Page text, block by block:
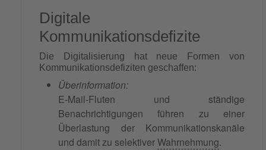
Digitale
Kommunikationsdefizite
Die Digitalisierung hat neue Formen von
Kommunikationsdefiziten geschaffen:
Überinformation:
E-Mail-Fluten und ständige
Benachrichtigungen führen zu einer
Überlastung der Kommunikationskanäle
und damit zu selektiverWahrnehmung.